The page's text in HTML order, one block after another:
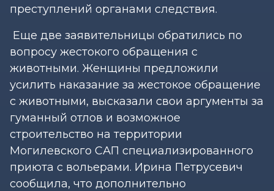
преступлений органами следствия.
Еще две заявительницы обратились по
вопросу жестокого обращения с
животными. Женщины предложили
усилить наказание за жестокое обращение
с животными, высказали свои аргументы за
гуманный отлов и возможное
строительство на территории
Могилевского САП специализированного
приюта с вольерами. Ирина Петрусевич
сообщила, что дополнительно